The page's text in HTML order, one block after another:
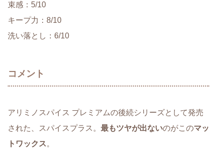
束感：5/10
キープ力：8/10
洗い落とし：6/10
コメント
アリミノスパイス プレミアムの後続シリーズとして発売
された、スパイスプラス。 最もツヤが出ないのがこのマッ
トワックス。